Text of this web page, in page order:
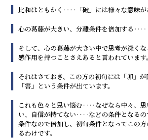
比和はともかく‥‥「破」には様々な意味が
心の葛藤が大きい、分離条件を倍加する‥‥
そして、心の葛藤が大きい中で思考が深く
感作用を持つことさえあると言われています。
それはさておき、この方の初旬には「卯」
「害」という条件が出ています。
これも色々と思い悩む‥‥なぜなら中々、思
い、自信が持てない‥‥などの条件となるの
条件なので倍加し、初旬条件となってこの
るわけです。